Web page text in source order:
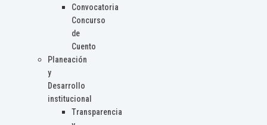
Convocatoria
Concurso
de
Cuento
Planeación
y
Desarrollo
institucional
Transparencia